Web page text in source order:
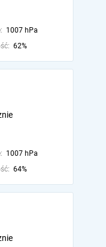
1007 hPa
62%
1007 hPa
64%